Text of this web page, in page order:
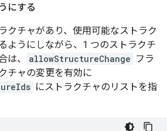
にする
クチャがあり、使用可能なストラク
ようにしながら、1 つのストラクチ
は、
allowStructureChange フラ
チャの変更を有効に
にストラクチャのリストを指